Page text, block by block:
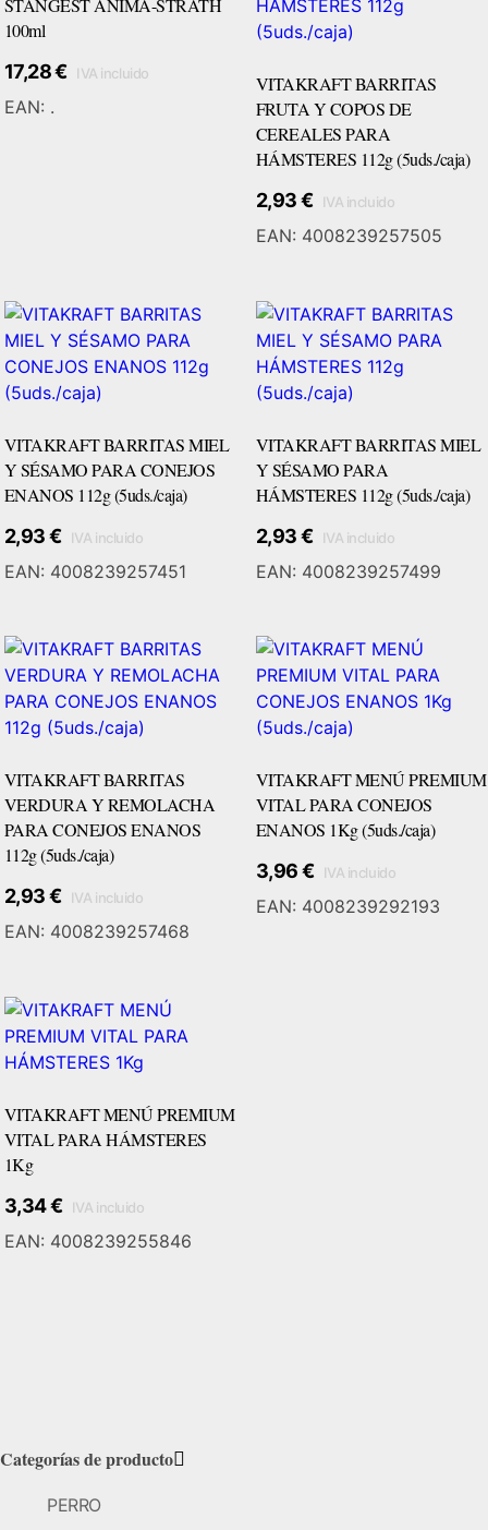
100ml
17,28€ IVA incluido
EAN: .
VITAKRAFT BARRITAS
FRUTA Y COPOS DE
CEREALES PARA
HÁMSTERES 112g (5uds./caja)
2,93€ IVA incluido
EAN: 4008239257505
VITAKRAFT BARRITAS MIEL
Y SÉSAMO PARA CONEJOS
ENANOS 112g (5uds./caja)
2,93€ IVA incluido
EAN: 4008239257451
VITAKRAFT BARRITAS MIEL
Y SÉSAMO PARA
HÁMSTERES 112g (5uds./caja)
2,93€ IVA incluido
EAN: 4008239257499
VITAKRAFT BARRITAS
VERDURA Y REMOLACHA
PARA CONEJOS ENANOS
112g (5uds./caja)
2,93€ IVA incluido
EAN: 4008239257468
VITAKRAFT MENÚ PREMIUM
VITAL PARA CONEJOS
ENANOS 1Kg (5uds./caja)
3,96€ IVA incluido
EAN: 4008239292193
VITAKRAFT MENÚ PREMIUM
VITAL PARA HÁMSTERES
1Kg
3,34€ IVA incluido
EAN: 4008239255846
Categorías de producto
PERRO